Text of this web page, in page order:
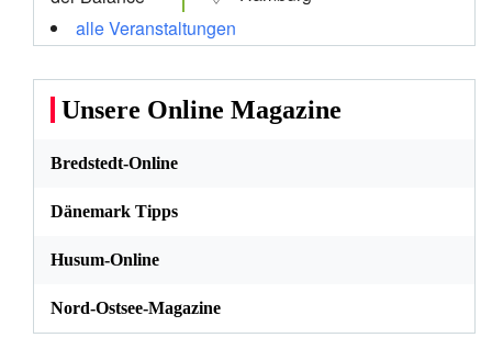
alle Veranstaltungen
Unsere Online Magazine
Bredstedt-Online
Dänemark Tipps
Husum-Online
Nord-Ostsee-Magazine